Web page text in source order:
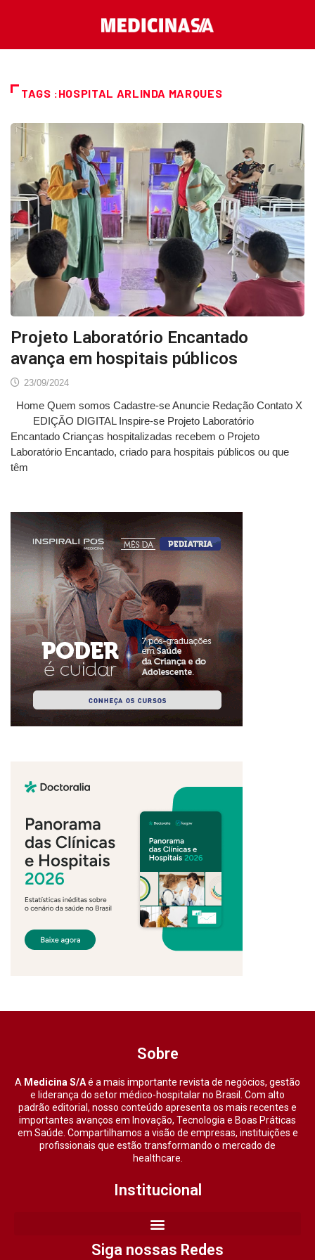
TAGS :HOSPITAL ARLINDA MARQUES
Projeto Laboratório Encantado
avança em hospitais públicos
23/09/2024
Home Quem somos Cadastre-se Anuncie Redação Contato X
EDIÇÃO DIGITAL Inspire-se Projeto Laboratório
Encantado Crianças hospitalizadas recebem o Projeto
Laboratório Encantado, criado para hospitais públicos ou que
têm
Sobre
A Medicina S/Aé a mais importante revista de negócios, gestão
e liderança do setor médico-hospitalar no Brasil. Com alto
padrão editorial, nosso conteúdo apresenta os mais recentes e
importantes avanços em Inovação, Tecnologia e Boas Práticas
em Saúde. Compartilhamos a visão de empresas, instituições e
profissionais que estão transformando o mercado de
healthcare.
Institucional
Siga nossas Redes